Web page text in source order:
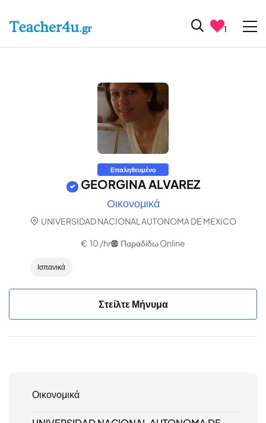
1
Επαληθευμένο
GEORGINA ALVAREZ
Οικονομικά
UNIVERSIDAD NACIONAL AUTONOMA DE MEXICO
€ 10 /hr Παραδίδω Online
Ισπανικά
Στείλτε Μήνυμα
Οικονομικά